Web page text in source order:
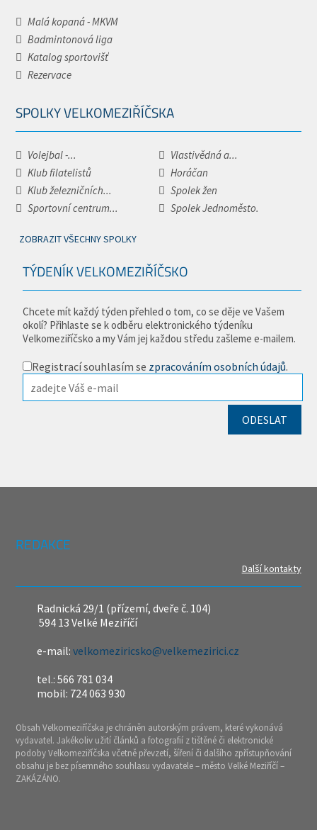
Malá kopaná - MKVM
Badmintonová liga
Katalog sportovišť
Rezervace
SPOLKY VELKOMEZIŘÍČSKA
Volejbal -...
Vlastivědná a...
Klub filatelistů
Horáčan
Klub železničních...
Spolek žen
Sportovní centrum...
Spolek Jednoměsto.
ZOBRAZIT VŠECHNY SPOLKY
TÝDENÍK VELKOMEZIŘÍČSKO
Chcete mít každý týden přehled o tom, co se děje ve Vašem
okolí? Přihlaste se k odběru elektronického týdeníku
Velkomeziříčsko a my Vám jej každou středu zašleme e-mailem.
Registrací souhlasím se zpracováním osobních údajů.
REDAKCE
Další kontakty
Radnická 29/1 (přízemí, dveře č. 104)
594 13 Velké Meziříčí
e-mail:velkomeziricsko@velkemezirici.cz
tel.: 566 781 034
mobil: 724 063 930
Obsah Velkomeziříčska je chráněn autorským právem, které vykonává
vydavatel. Jakékoliv užití článků a fotografií z tištěné či elektronické
podoby Velkomeziříčska včetně převzetí, šíření či dalšího zpřístupňování
obsahu je bez písemného souhlasu vydavatele – město Velké Meziříčí –
ZAKÁZÁNO.